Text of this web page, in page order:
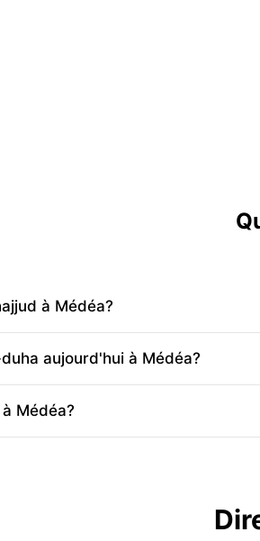
à Médéa?
aujourd'hui à Médéa?
Médéa?